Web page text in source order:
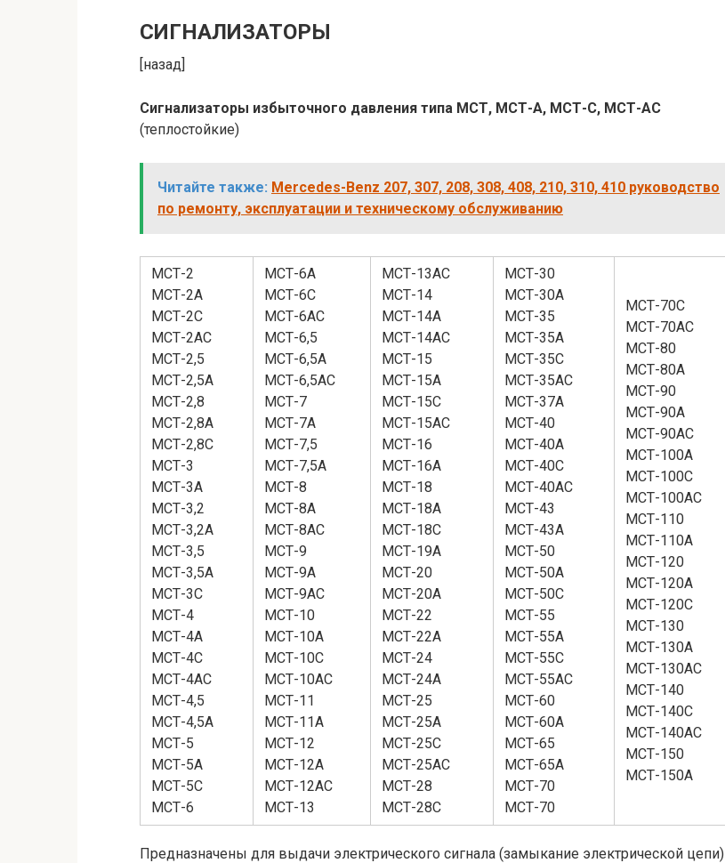
СИГНАЛИЗАТОРЫ
[назад]
Сигнализаторы избыточного давления типа МСТ, МСТ-А, МСТ-С, МСТ-АС
(теплостойкие)
Читайте также: Mercedes-Benz 207, 307, 208, 308, 408, 210, 310, 410 руководство
по ремонту, эксплуатации и техническому обслуживанию
МСТ-2
МСТ-2А
МСТ-2С
МСТ-2АС
МСТ-2,5
МСТ-2,5А
МСТ-2,8
МСТ-2,8А
МСТ-2,8С
МСТ-3
МСТ-3А
МСТ-3,2
МСТ-3,2А
МСТ-3,5
МСТ-3,5А
МСТ-3С
МСТ-4
МСТ-4А
МСТ-4С
МСТ-4АС
МСТ-4,5
МСТ-4,5А
МСТ-5
МСТ-5А
МСТ-5С
МСТ-6
МСТ-6А
МСТ-6С
МСТ-6АС
МСТ-6,5
МСТ-6,5А
МСТ-6,5АС
МСТ-7
МСТ-7А
МСТ-7,5
МСТ-7,5А
МСТ-8
МСТ-8А
МСТ-8АС
МСТ-9
МСТ-9А
МСТ-9АС
МСТ-10
МСТ-10А
МСТ-10С
МСТ-10АС
МСТ-11
МСТ-11А
МСТ-12
МСТ-12А
МСТ-12АС
МСТ-13
МСТ-13АС
МСТ-14
МСТ-14А
МСТ-14АС
МСТ-15
МСТ-15А
МСТ-15С
МСТ-15АС
МСТ-16
МСТ-16А
МСТ-18
МСТ-18А
МСТ-18С
МСТ-19А
МСТ-20
МСТ-20А
МСТ-22
МСТ-22А
МСТ-24
МСТ-24А
МСТ-25
МСТ-25А
МСТ-25С
МСТ-25АС
МСТ-28
МСТ-28С
МСТ-30
МСТ-30А
МСТ-35
МСТ-35А
МСТ-35С
МСТ-35АС
МСТ-37А
МСТ-40
МСТ-40А
МСТ-40С
МСТ-40АС
МСТ-43
МСТ-43А
МСТ-50
МСТ-50А
МСТ-50С
МСТ-55
МСТ-55А
МСТ-55С
МСТ-55АС
МСТ-60
МСТ-60А
МСТ-65
МСТ-65А
МСТ-70
МСТ-70
МСТ-70С
МСТ-70АС
МСТ-80
МСТ-80А
МСТ-90
МСТ-90А
МСТ-90АС
МСТ-100А
МСТ-100С
МСТ-100АС
МСТ-110
МСТ-110А
МСТ-120
МСТ-120А
МСТ-120С
МСТ-130
МСТ-130А
МСТ-130АС
МСТ-140
МСТ-140С
МСТ-140АС
МСТ-150
МСТ-150А
Предназначены для выдачи электрического сигнала (замыкание электрической цепи)